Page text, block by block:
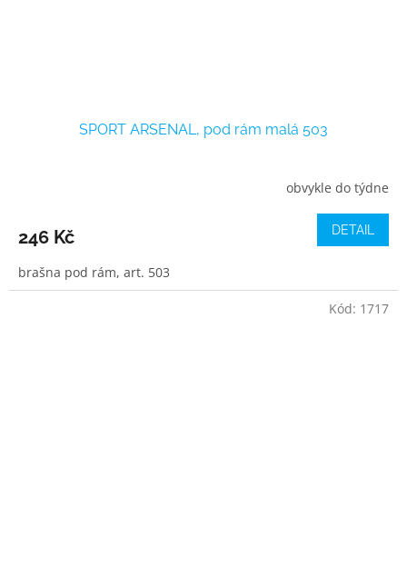
SPORT ARSENAL, pod rám malá 503
obvykle do týdne
246 Kč DETAIL
brašna pod rám, art. 503
Kód: 1717